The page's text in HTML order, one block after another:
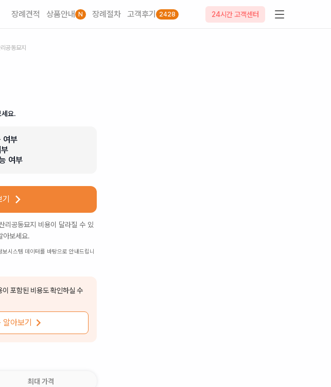
장례견적 상품안내 N 장례절차 고객후기 2428 24시간 고객센터
공동묘지
세요.
여부
여부
리공동묘지 비용이 달라질 수 있
아보세요.
시스템 데이터를 바탕으로 안내드립니
포함된 비용도 확인하실 수
아보기
최대 가격